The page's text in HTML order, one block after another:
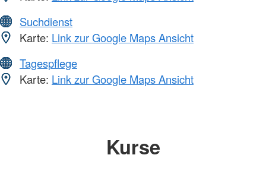
Suchdienst
Karte: Link zur Google Maps Ansicht
Tagespflege
Karte: Link zur Google Maps Ansicht
Kurse